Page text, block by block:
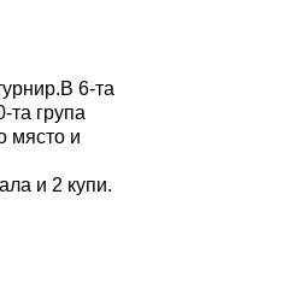
6-та
та група
място и
и 2 купи.